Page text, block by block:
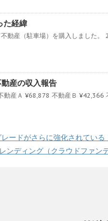
た経緯
動産（駐車場）を購入しました。
産の収入報告
動産Ａ ¥68,878 不動産Ｂ ¥42,366
ードがさらに強化されている
ンディング（クラウドファン